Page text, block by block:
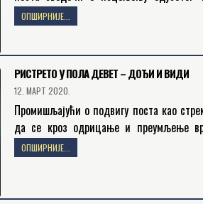
али и о бризи и одговорности коју су
његови пријатељи, доневши га Христу…
ОПШИРНИЈЕ...
РИСТРЕТО У ПОЛА ДЕВЕТ – ДОЂИ И ВИДИ
12. МАРТ 2020.
Промишљајући о подвигу поста као
да се кроз одрицање и преумљење
Богу, али и себи самима, у новом
емисије Ристрето у пола…
ОПШИРНИЈЕ...